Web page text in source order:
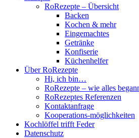
RoRezepte – Übersicht
Backen
Kochen & mehr
Eingemachtes
Getränke
Konfiserie
Küchenhelfer
Über RoRezepte
Hi, ich bin…
RoRezepte – wie alles
RoRezeptes Referenzen
Kontaktanfrage
Kooperations-möglichkeiten
Kochlöffel trifft Feder
Datenschutz